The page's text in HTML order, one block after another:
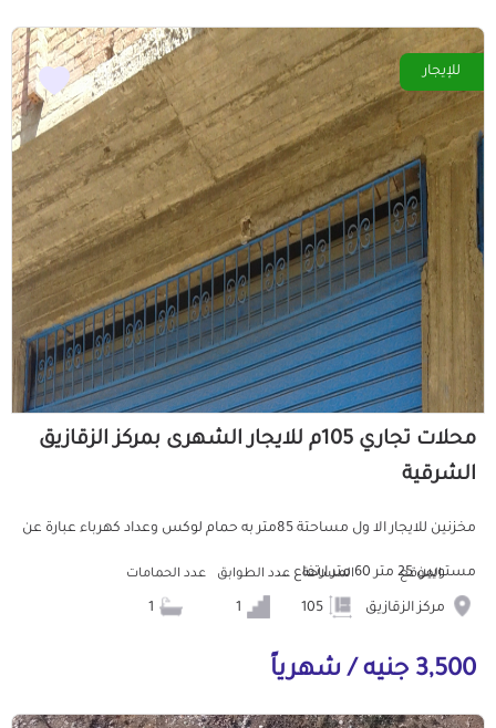
للإيجار
محلات تجاري 105م للايجار الشهرى بمركز الزقازيق
الشرقية
مخزنين للايجار الا ول مساحتة 85متر به حمام لوكس وعداد كهرباء عبارة عن
مستويين 25 متر 60 متر ارتفاع ...
الموقع
مركز الزقازيق
المساحة عدد الطوابق عدد الحمامات
3,500 جنيه / شهرياً